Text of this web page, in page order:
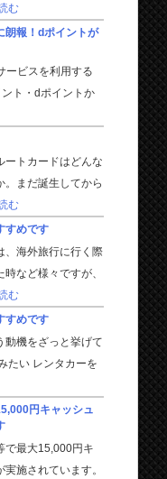
む
朗報！dポイントが
ービスを利用する
ト・dポイントか
ートカードはどんな
。まだ誕生してから
む
すめです
、海外旅行に行く際
など様々ですが、
む
すめです
動機をざっと挙げて
たい レンタカーを
円キャッシュ
で最大15,000円キ
施されています。